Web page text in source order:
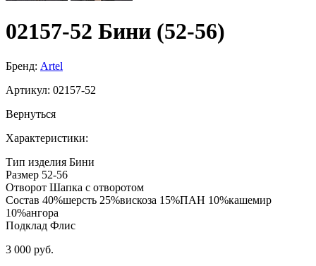
02157-52 Бини (52-56)
Бренд: Artel
Артикул: 02157-52
Вернуться
Характеристики:
Тип изделия Бини
Размер 52-56
Отворот Шапка с отворотом
Состав 40%шерсть 25%вискоза 15%ПАН 10%кашемир
10%ангора
Подклад Флис
3 000 руб.